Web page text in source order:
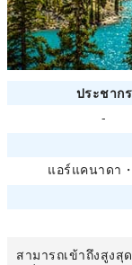
ประชากร
-
แอร์แคนาดา ・
สามารถเข้าถึงสูง